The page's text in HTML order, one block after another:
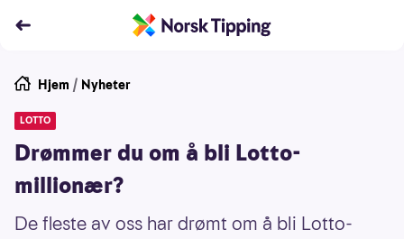
Hjem / Nyheter
LOTTO
Drømmer du om å bli Lotto-
millionær?
De fleste av oss har drømt om å bli Lotto-